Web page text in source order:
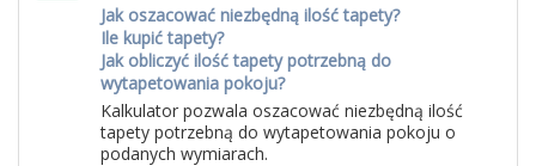
Jak oszacować niezbędną ilość tapety?
Ile kupić tapety?
Jak obliczyć ilość tapety potrzebną do
wytapetowania pokoju?
Kalkulator pozwala oszacować niezbędną ilość
tapety potrzebną do wytapetowania pokoju o
podanych wymiarach.